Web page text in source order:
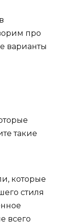
про
варианты
такие
которые
стиля
всего